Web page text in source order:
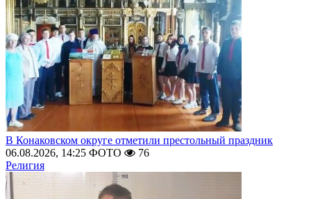
В Конаковском округе отметили престольный праздник
06.08.2026, 14:25 ФОТО
76
Религия